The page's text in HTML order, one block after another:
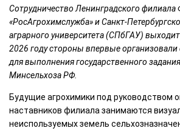
Сотрудничество Ленинградского
«РосАгрохимслужба» и Санкт-
аграрного университета (СПбГАУ)
2026 году стороны впервые организовали
для выполнения государственного
Минсельхоза РФ.
Будущие агрохимики под руководством
наставников филиала занимаются
неиспользуемых земель